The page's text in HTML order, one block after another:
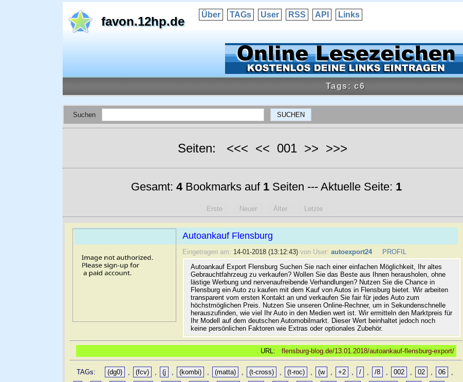
favon.12hp.de Über TAGs User RSS API Links
Tags: c6
Suchen
Seiten: <<< << 001 >> >>>
Gesamt: 4Bookmarks auf 1Seiten --- Aktuelle Seite: 1
Erste Neuer Älter Letzte
Autoankauf Flensburg
Eingetragen am: 14-01-2018 (13:12:43) von User: autoexport24
PROFIL
Autoankauf Export Flensburg Suchen Sie nach einer einfachen Möglichkeit, Ihr altes
Gebrauchtfahrzeug zu verkaufen? Wollen Sie das Beste aus Ihnen herausholen, ohne
lästige Werbung und nervenaufreibende Verhandlungen? Nutzen Sie die Chance in
Flensburg ein Auto zu kaufen mit dem Kauf von Autos in Flensburg bietet. Wir arbeiten
transparent vom ersten Kontakt an und verkaufen Sie fair für jedes Auto zum
höchstmöglichen Preis. Nutzen Sie unseren Online-Rechner, um in Sekundenschnelle
herauszufinden, wie viel Ihr Auto in den Medien wert ist. Wir ermitteln den Marktpreis für
Ihr Modell auf dem deutschen Automobilmarkt. Dieser Wert beinhaltet jedoch noch
keine persönlichen Faktoren wie Extras oder optionales Zubehör.
URL: flensburg-blog.de/13.01.2018/autoankauf-flensburg-export/
TAGs: (dg0) , (fcv) , (j , (kombi) , (matta) , (t-cross) , (t-roc) , (w , +2 , / , /8 , 002 , 02 , 06
,